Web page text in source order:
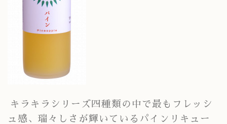
キラキラシリーズ四種類の中で最もフレッシ
ュ感、瑞々しさが輝いているパインリキュー